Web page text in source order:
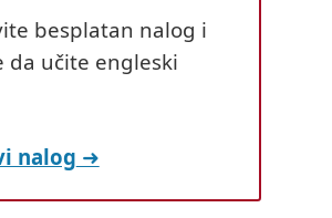
besplatan nalog i
da učite engleski
nalog